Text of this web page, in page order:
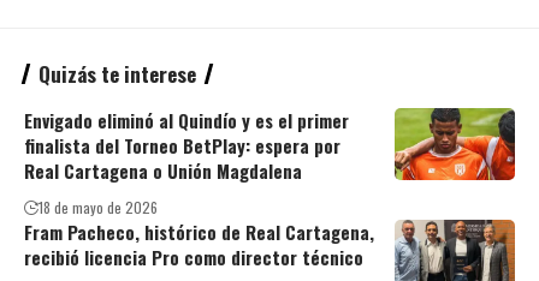
Quizás te interese
Envigado eliminó al Quindío y es el primer
finalista del Torneo BetPlay: espera por
Real Cartagena o Unión Magdalena
18 de mayo de 2026
Fram Pacheco, histórico de Real Cartagena,
recibió licencia Pro como director técnico